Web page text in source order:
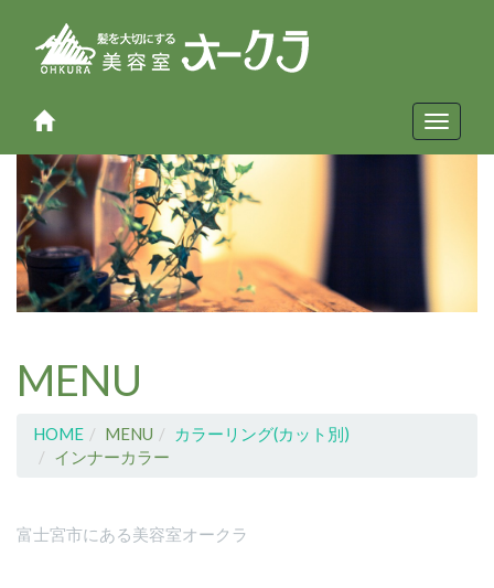
Toggle
MENU
HOME MENU
カラーリング(カット別)
インナーカラー
富士宮市にある美容室オークラ